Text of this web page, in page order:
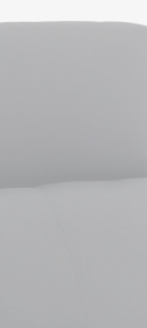
cu Huse